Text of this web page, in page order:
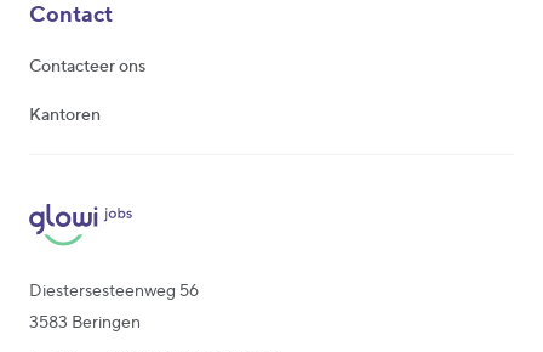
Diestersesteenweg 56
3583 Beringen
Contact
Contacteer ons
Kantoren